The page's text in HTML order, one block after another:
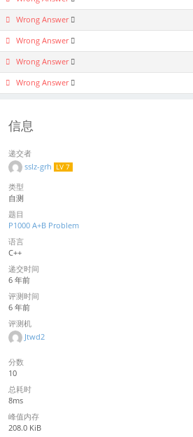
Wrong Answer
Wrong Answer
Wrong Answer
Wrong Answer
信息
递交者
sslz-grh LV 7
类型
自测
题目
P1000 A+B Problem
语言
C++
递交时间
6 年前
评测时间
6 年前
评测机
Jtwd2
分数
10
总耗时
8ms
峰值内存
208.0 KiB